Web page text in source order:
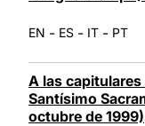
EN - ES - IT - PT
A las
Santísimo
octubre de 1999)